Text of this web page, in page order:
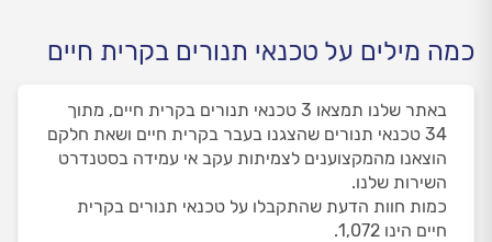
כמה מילים על טכנאי תנורים בקרית חיים
באתר שלנו תמצאו 3 טכנאי תנורים בקרית חיים, מתוך
34 טכנאי תנורים שהצגנו בעבר בקרית חיים ושאת חלקם
הוצאנו מהמקצוענים לצמיתות עקב אי עמידה בסטנדרט
השירות שלנו.
כמות חוות הדעת שהתקבלו על טכנאי תנורים בקרית
חיים הינו 1,072.